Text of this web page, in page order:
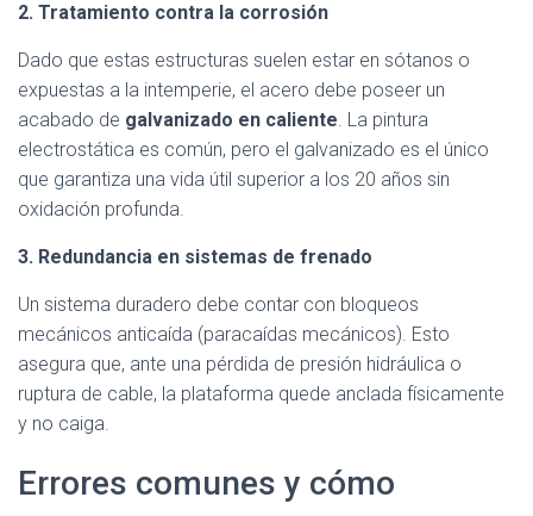
2. Tratamiento contra la corrosión
Dado que estas estructuras suelen estar en sótanos o
expuestas a la intemperie, el acero debe poseer un
acabado de galvanizado en caliente. La pintura
electrostática es común, pero el galvanizado es el único
que garantiza una vida útil superior a los 20 años sin
oxidación profunda.
3. Redundancia en sistemas de frenado
Un sistema duradero debe contar con bloqueos
mecánicos anticaída (paracaídas mecánicos). Esto
asegura que, ante una pérdida de presión hidráulica o
ruptura de cable, la plataforma quede anclada físicamente
y no caiga.
Errores comunes y cómo